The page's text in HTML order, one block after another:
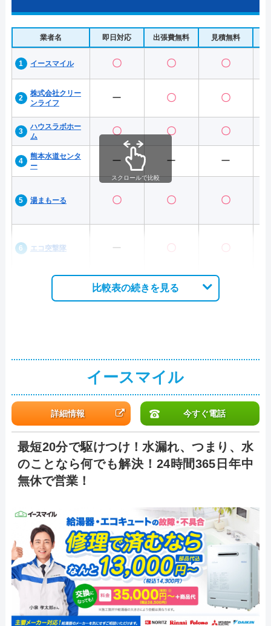
業者名 即日対応 出張費無料 見積無料
イースマイル 〇 〇 〇
株式会社クリー
ンライフ
ー 〇 〇
ハウスラボホー
ム
〇 〇 〇
熊本水道センタ
ー
ー ー ー
湯まもーる 〇 〇 〇
エコ突撃隊 ー 〇 〇
スクロールで比較
比較表の続きを見る
イースマイル
詳細情報 今すぐ電話
最短20分で駆けつけ！水漏れ、つまり、水
のことなら何でも解決！24時間365日年中
無休で営業！